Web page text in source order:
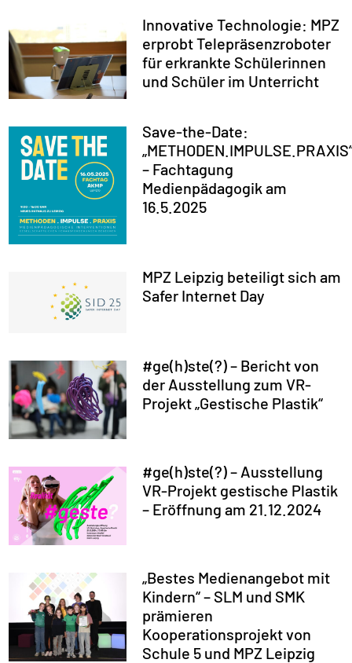
Innovative Technologie: MPZ
erprobt Telepräsenzroboter
für erkrankte Schülerinnen
und Schüler im Unterricht
Save-the-Date:
– Fachtagung
Medienpädagogik am
16.5.2025
MPZ Leipzig beteiligt sich am
Safer Internet Day
#ge(h)ste(?) – Bericht von
der Ausstellung zum VR-
Projekt „Gestische Plastik“
#ge(h)ste(?) – Ausstellung
VR-Projekt gestische Plastik
– Eröffnung am 21.12.2024
„Bestes Medienangebot mit
Kindern“ – SLM und SMK
prämieren
Kooperationsprojekt von
Schule 5 und MPZ Leipzig